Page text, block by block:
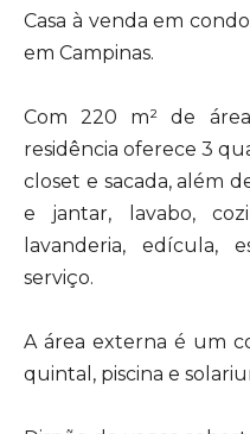
Casa à venda em
em Campinas.
Com 220 m² de
residência oferece 3
closet e sacada, além
e jantar, lavabo,
lavanderia, edícula,
serviço.
A área externa é um
quintal, piscina e